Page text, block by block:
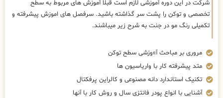
شرکت در این دوره آموزشی لازم است قبلا آموزش های مربوط به سطح
تخصصی و توکن را پشت سر گذاشته باشید. سرفصل های اموزش پیشرفته و
تکمیلی رنگ مو در جنت به شرح زیر میباشند.
مروری بر مباحث آ»وزشی سطح توکن
متد پیشرفته کار با واریاسیون ها
تکنیک استاندارد دانه مصنوعی و کالراین پرفکتال
آشنایی با انواع پودر فانتزی سال و روش کار با آنها